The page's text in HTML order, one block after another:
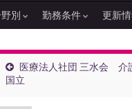
別 勤務条件 更新
医療法人社団 三水会 介
国立